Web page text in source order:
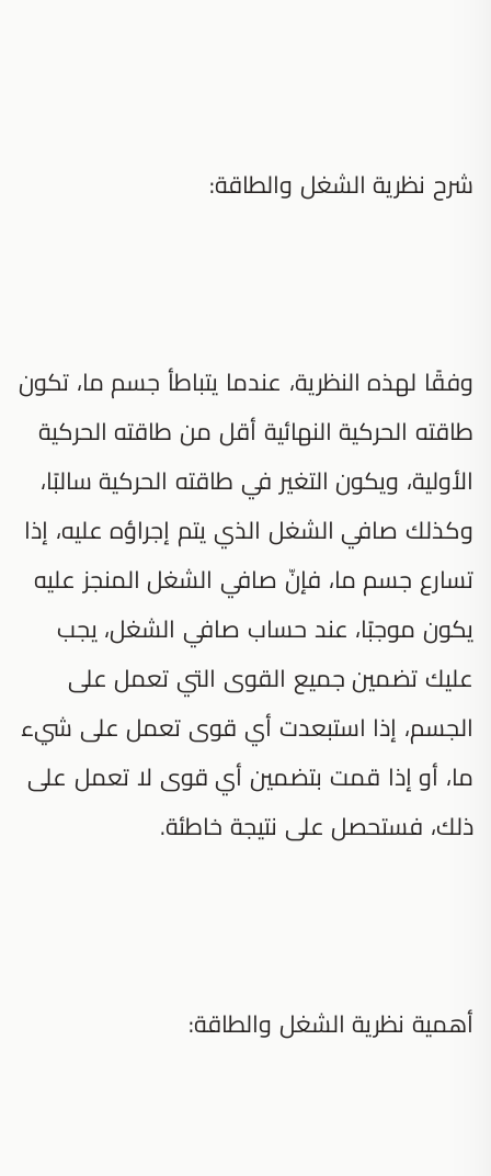
شرح نظرية الشغل والطاقة:
وفقًا لهذه النظرية، عندما يتباطأ جسم ما، تكون
طاقته الحركية النهائية أقل من طاقته الحركية
الأولية، ويكون التغير في طاقته الحركية سالبًا،
وكذلك صافي الشغل الذي يتم إجراؤه عليه، إذا
تسارع جسم ما، فإنّ صافي الشغل المنجز عليه
يكون موجبًا، عند حساب صافي الشغل، يجب
عليك تضمين جميع القوى التي تعمل على
الجسم، إذا استبعدت أي قوى تعمل على شيء
ما، أو إذا قمت بتضمين أي قوى لا تعمل على
ذلك، فستحصل على نتيجة خاطئة.
أهمية نظرية الشغل والطاقة: